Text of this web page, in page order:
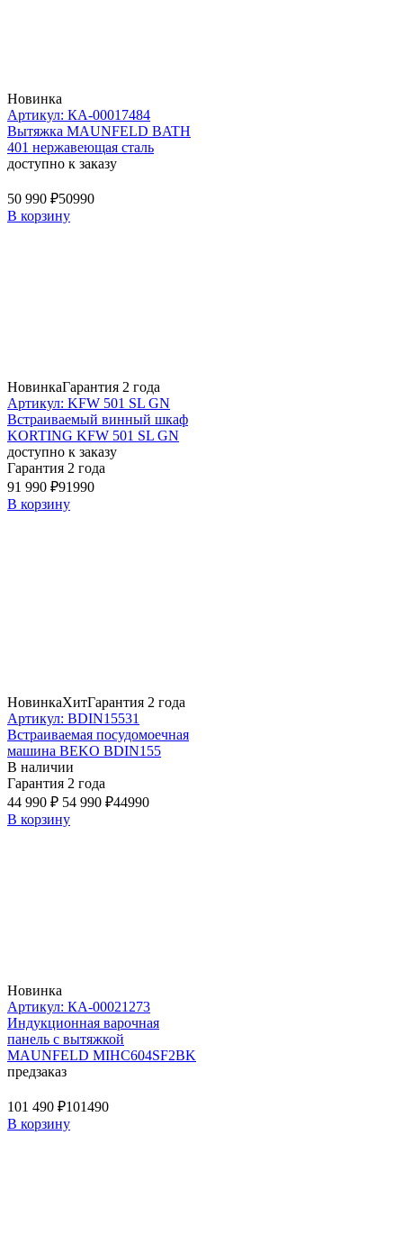
Новинка
Артикул: КА-00017484
Вытяжка MAUNFELD BATH
401 нержавеющая сталь
доступно к заказу
50 990 ₽50990
В корзину
НовинкаГарантия 2 года
Артикул: KFW 501 SL GN
Встраиваемый винный шкаф
KORTING KFW 501 SL GN
доступно к заказу
Гарантия 2 года
91 990 ₽91990
В корзину
НовинкаХитГарантия 2 года
Артикул: BDIN15531
Встраиваемая посудомоечная
машина BEKO BDIN155
В наличии
Гарантия 2 года
44 990 ₽ 54 990 ₽44990
В корзину
Новинка
Артикул: КА-00021273
Индукционная варочная
панель с вытяжкой
MAUNFELD MIHC604SF2BK
предзаказ
101 490 ₽101490
В корзину